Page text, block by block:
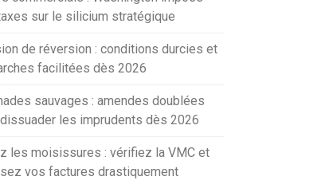
sur le silicium stratégique
de réversion : conditions durcies et
facilitées dès 2026
sauvages : amendes doublées
les imprudents dès 2026
les moisissures : vérifiez la VMC et
vos factures drastiquement